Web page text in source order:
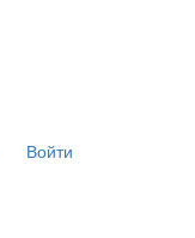
Войти